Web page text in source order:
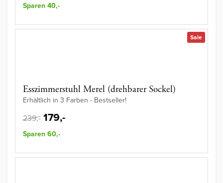
Sparen 40,-
Sale
Esszimmerstuhl Merel (drehbarer Sockel)
Erhältlich in 3 Farben - Bestseller!
239,- 179,-
Sparen 60,-